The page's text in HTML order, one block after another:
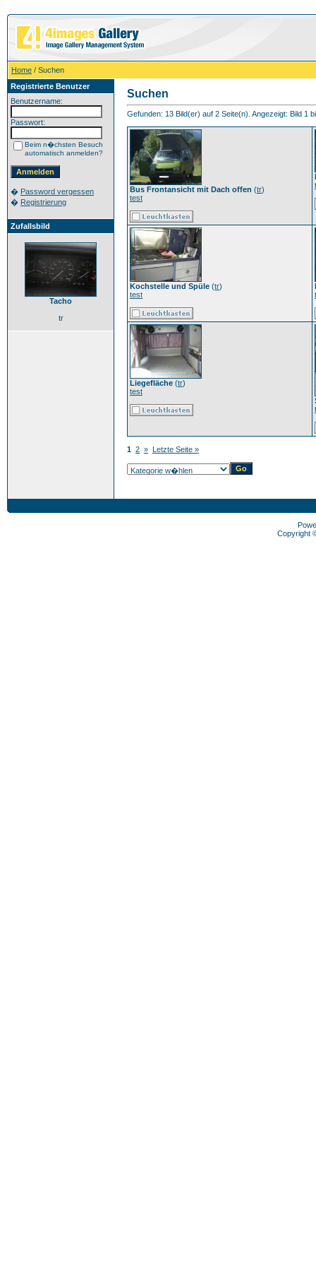
Home / Suchen
Registrierte Benutzer
Benutzername:
Passwort:
Beim n�chsten Besuch
automatisch anmelden?
� Password vergessen
� Registrierung
Zufallsbild
Tacho
tr
Suchen
Gefunden: 13 Bild(er) auf 2 Seite(n). Angezeigt: Bild 1
Bus Frontansicht mit Dach offen (tr)
test
Kochstelle und Spüle (tr)
test
Liegefläche (tr)
test
1 2 » Letzte Seite »
Copyright